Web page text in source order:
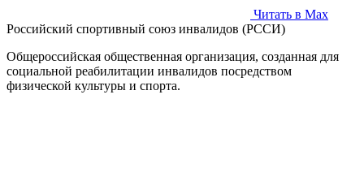
Читать в Max
Российский спортивный союз инвалидов (РССИ)
Общероссийская общественная организация, созданная для
социальной реабилитации инвалидов посредством
физической культуры и спорта.